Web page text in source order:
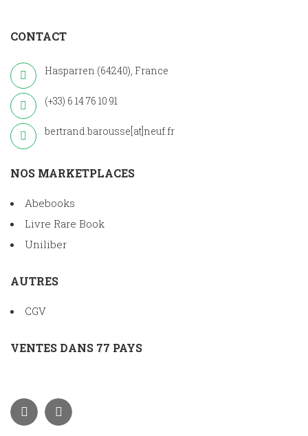
CONTACT
Hasparren (64240), France
(+33) 6 14 76 10 91
bertrand.barousse[at]neuf.fr
NOS MARKETPLACES
Abebooks
Livre Rare Book
Uniliber
AUTRES
CGV
VENTES DANS 77 PAYS